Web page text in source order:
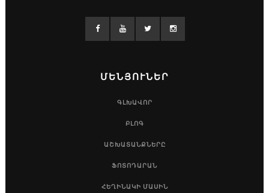
ՄԵՆՅՈՒՆԵՐ
ԳԼԽԱՎՈՐ
ԲԼՈԳ
ԱՇԽԱՏԱՆՔՆԵՐԸ
ՖՈՏՈԴԱՐԱՆ
ՀԵՂԻՆԱԿԻ ՄԱՍԻՆ